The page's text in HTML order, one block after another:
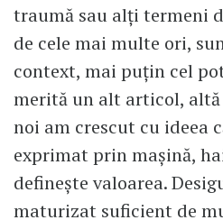
traumă sau alți termeni
de cele mai multe ori,
context, mai puțin cel
merită un alt articol,
noi am crescut cu ideea
exprimat prin mașină,
definește valoarea.
maturizat suficient de